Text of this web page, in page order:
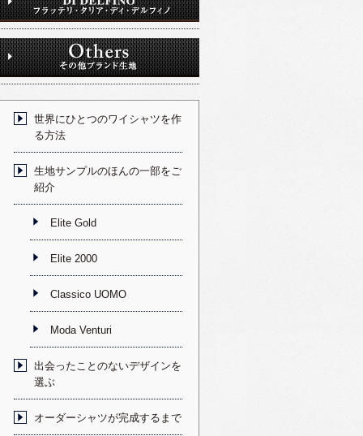
世界にひとつのワイシャツを作
る方法
生地サンプルのほんの一部をご
紹介
Elite Gold
Elite 2000
Classico UOMO
Moda Venturi
出会ったことのないデザインを
選ぶ
オーダーシャツが完成するまで